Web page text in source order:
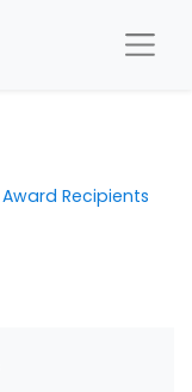
Award Recipients